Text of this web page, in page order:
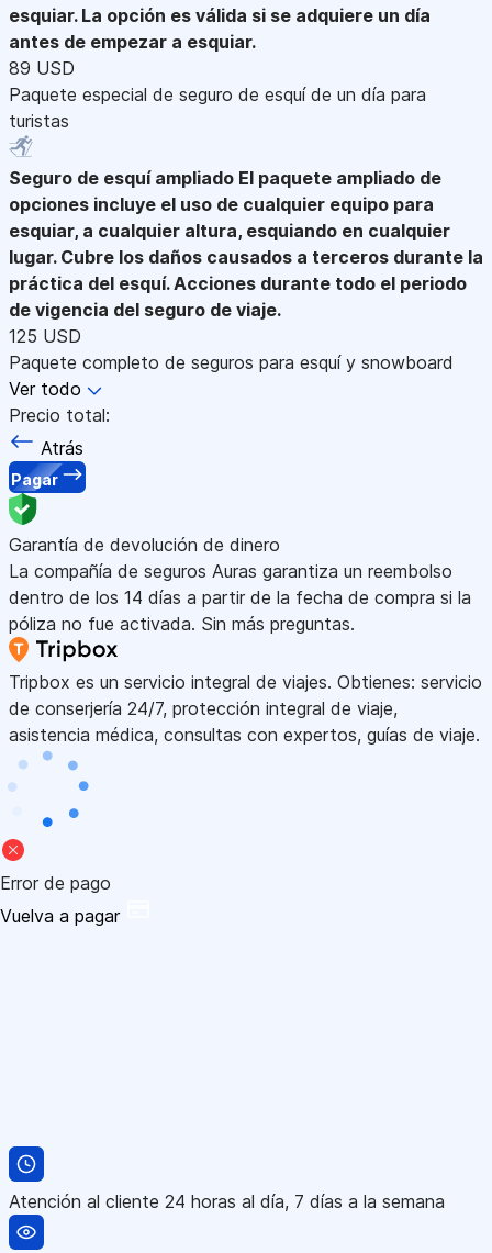
esquiar. La opción es válida si se adquiere un día
antes de empezar a esquiar.
89 USD
Paquete especial de seguro de esquí de un día para
turistas
Seguro de esquí ampliado El paquete ampliado de
opciones incluye el uso de cualquier equipo para
esquiar, a cualquier altura, esquiando en cualquier
lugar. Cubre los daños causados a terceros durante la
práctica del esquí. Acciones durante todo el periodo
de vigencia del seguro de viaje.
125 USD
Paquete completo de seguros para esquí y snowboard
Ver todo
Precio total:
Atrás
Pagar
Garantía de devolución de dinero
La compañía de seguros Auras garantiza un reembolso
dentro de los 14 días a partir de la fecha de compra si la
póliza no fue activada. Sin más preguntas.
Tripbox es un servicio integral de viajes. Obtienes: servicio
de conserjería 24/7, protección integral de viaje,
asistencia médica, consultas con expertos, guías de viaje.
Error de pago
Vuelva a pagar
Atención al cliente 24 horas al día, 7 días a la semana